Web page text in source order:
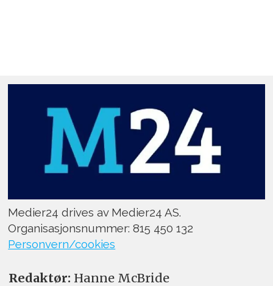
Medier24 drives av Medier24 AS.
Organisasjonsnummer: 815 450 132
Personvern/cookies
Redaktør: Hanne McBride